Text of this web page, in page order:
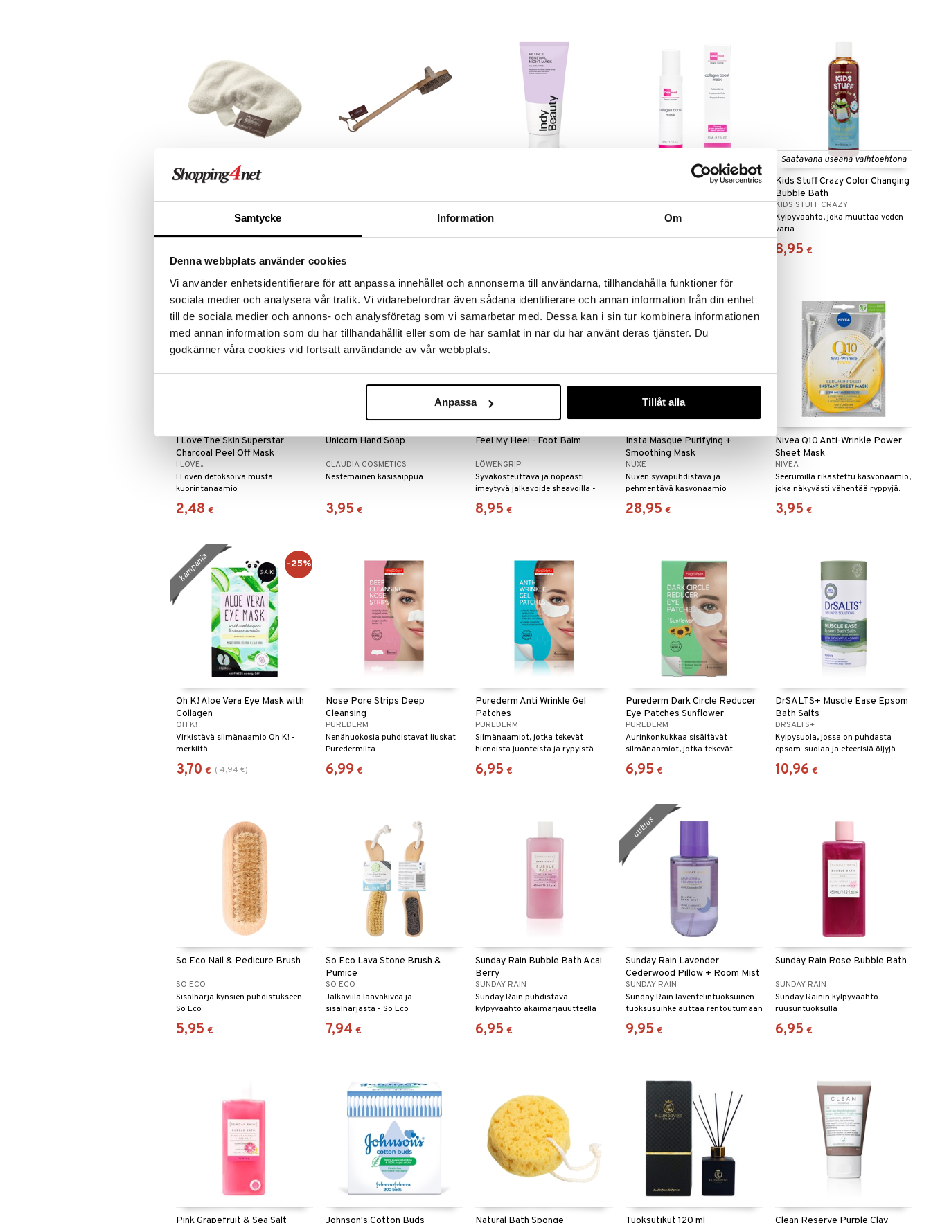
Samtycke Information Om
Denna webbplats använder cookies
Vi använder enhetsidentifierare för att anpassa innehållet och annonserna till användarna, tillhandahålla funktioner för
sociala medier och analysera vår trafik. Vi vidarebefordrar även sådana identifierare och annan information från din enhet
till de sociala medier och annons- och analysföretag som vi samarbetar med. Dessa kan i sin tur kombinera informationen
med annan information som du har tillhandahållit eller som de har samlat in när du har använt deras tjänster. Du
godkänner våra cookies vid fortsatt användande av vår webbplats.
Anpassa Tillåt alla
Bamboo Relaxing Lavender Eye
HYDRÉA LONDON
Hydréa London silmätyyny
laventelinkukkaa ja riisiä
HYDRÉA LONDON
INDY BEAUTY
Kosteuttava yönaamio, jossa on
tuotemerkiltä
Cicamed Science Collagen
CICAMED
Anti-aging kasvonaamio
Cicamedilta
Saatavana useana vaihtoehtona
Kids Stuff Crazy Color Changing
Bubble Bath
KIDS STUFF CRAZY
Kylpyvaahto, joka muuttaa veden
väriä
8,95 €
I Love The Skin Superstar
Charcoal Peel Off Mask
I LOVE...
I Loven detoksoiva musta
kuorintanaamio
2,48 €
Unicorn Hand Soap
CLAUDIA COSMETICS
Nestemäinen käsisaippua
3,95 €
Feel My Heel - Foot Balm
LÖWENGRIP
Syväkosteuttava ja nopeasti
imeytyvä jalkavoide sheavoilla -
Löwengrip
8,95 €
Insta Masque Purifying +
Smoothing Mask
NUXE
Nuxen syväpuhdistava ja
pehmentävä kasvonaamio
28,95 €
Nivea Q10 Anti-Wrinkle Power
Sheet Mask
NIVEA
Seerumilla rikastettu kasvonaamio,
joka näkyvästi vähentää ryppyjä.
3,95 €
Oh K! Aloe Vera Eye Mask with
Collagen
OH K!
Virkistävä silmänaamio Oh K! -
merkiltä.
3,70 € ( 4,94 €)
kampanja -25%
Nose Pore Strips Deep
Cleansing
PUREDERM
Nenähuokosia puhdistavat liuskat
Puredermilta
6,99 €
Purederm Anti Wrinkle Gel
Patches
PUREDERM
Silmänaamiot, jotka tekevät
hienoista juonteista ja rypyistä
silmien ympärillä vähemmän
silmiinpistäviä.
6,95 €
Purederm Dark Circle Reducer
Eye Patches Sunflower
PUREDERM
Aurinkonkukkaa sisältävät
silmänaamiot, jotka tekevät
tummista silmänalusista, varjoista
ja ihon epätasaisuuksista silmien
6,95 €
DrSALTS+ Muscle Ease Epsom
Bath Salts
DRSALTS+
Kylpysuola, jossa on puhdasta
epsom-suolaa ja eteerisiä öljyjä
sinulle, jolla on aktiivinen
elämäntyyli.
10,96 €
So Eco Nail & Pedicure Brush
SO ECO
Sisalharja kynsien puhdistukseen -
So Eco
5,95 €
So Eco Lava Stone Brush &
Pumice
SO ECO
Jalkaviila laavakiveä ja
sisalharjasta - So Eco
7,94 €
Sunday Rain Bubble Bath Acai
Berry
SUNDAY RAIN
Sunday Rain puhdistava
kylpyvaahto akaimarjauutteella
antaa energiaa ja kirkastaa
6,95 €
Sunday Rain Lavender
Cederwood Pillow + Room Mist
SUNDAY RAIN
Sunday Rain laventelintuoksuinen
tuoksusuihke auttaa rentoutumaan
9,95 €
uutuus
Sunday Rain Rose Bubble Bath
SUNDAY RAIN
Sunday Rainin kylpyvaahto
ruusuntuoksulla
6,95 €
Pink Grapefruit & Sea Salt Johnson's Cotton Buds Natural Bath Sponge Tuoksutikut 120 ml Clean Reserve Purple Clay